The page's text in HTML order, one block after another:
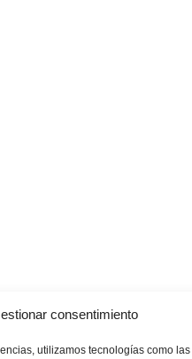
consentimiento
utilizamos tecnologías como